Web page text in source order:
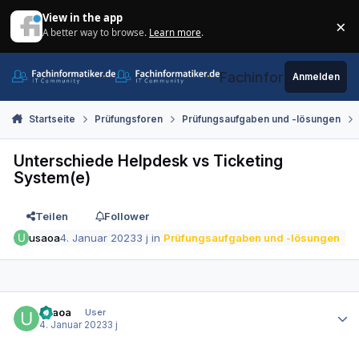
View in the app
A better way to browse. Learn more. ×
Fachinformatiker.de
Anmelden
Startseite Prüfungsforen Prüfungsaufgaben und -lösungen
Unterschiede Helpdesk vs Ticketing
System(e)
Teilen
Follower
usaoa4. Januar 20233 j in Prüfungsaufgaben und -lösungen
usaoa
User
4. Januar 20233 j